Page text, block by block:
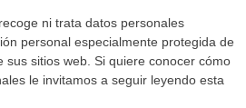
ni trata datos personales
personal especialmente protegida de
sus sitios web. Si quiere conocer cómo
le invitamos a seguir leyendo esta